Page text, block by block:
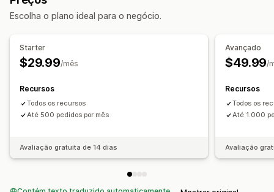
Cancelamento automático
Regras personalizadas
Fluxos de trabalho automatizados
Alertas e análises
Alertas personalizados
Análises de estornos Notificações por e-mail
Escolha o plano ideal para o negócio.
Starter
$29.99/mês
Recursos
Todos os recursos
Até 500 pedidos por mês
Avaliação gratuita de 14 dias
Avançado
$49.99/
Recursos
Todos os
Até 1.000
Avaliação